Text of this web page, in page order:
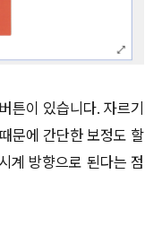
튼이 있습니다. 자르기
문에 간단한 보정도 할
계 방향으로 된다는 점